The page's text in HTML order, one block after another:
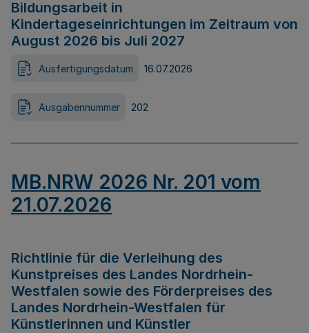
Bildungsarbeit in
Kindertageseinrichtungen im Zeitraum von
August 2026 bis Juli 2027
Ausfertigungsdatum 16.07.2026
Ausgabennummer 202
MB.NRW 2026 Nr. 201 vom
21.07.2026
Richtlinie für die Verleihung des
Kunstpreises des Landes Nordrhein-
Westfalen sowie des Förderpreises des
Landes Nordrhein-Westfalen für
Künstlerinnen und Künstler